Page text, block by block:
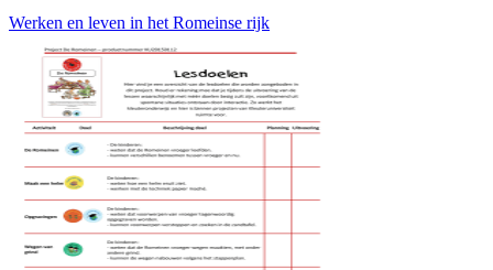
Werken en leven in het Romeinse rijk